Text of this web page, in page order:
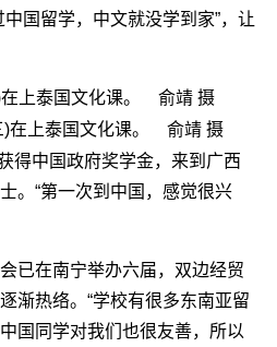
国留学，中文就没学到家”，让
)在上泰国文化课。 俞靖 摄
中国政府奖学金，来到广西
。“第一次到中国，感觉很兴
在南宁举办六届，双边经贸
渐热络。“学校有很多东南亚留
国同学对我们也很友善，所以